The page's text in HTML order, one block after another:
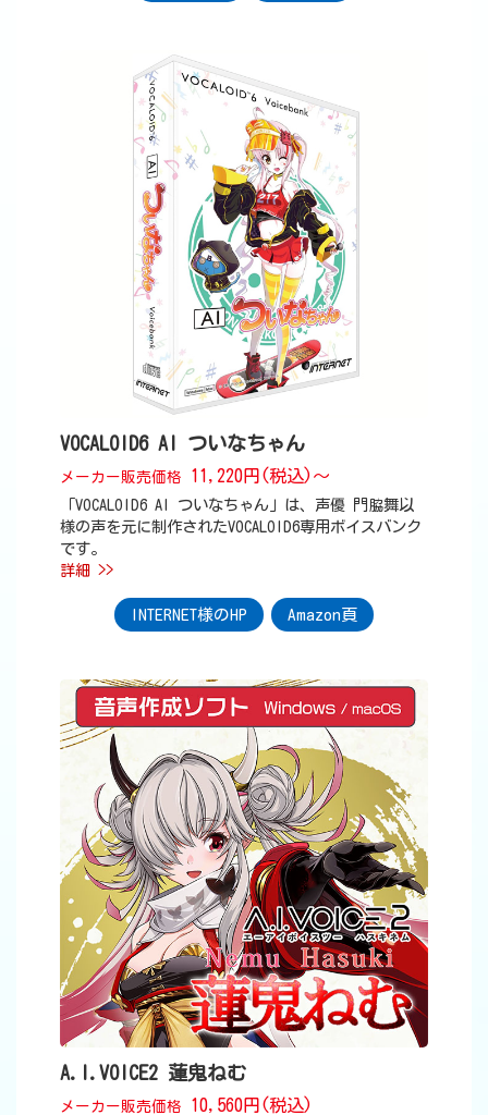
VOCALOID6 AI ついなちゃん
メーカー販売価格 11,220円(税込)～
「VOCALOID6 AI ついなちゃん」は、声優 門脇舞以
様の声を元に制作されたVOCALOID6専用ボイスバンク
です。
詳細 >>
INTERNET様のHP Amazon頁
A.I.VOICE2 蓮鬼ねむ
メーカー販売価格 10,560円(税込)